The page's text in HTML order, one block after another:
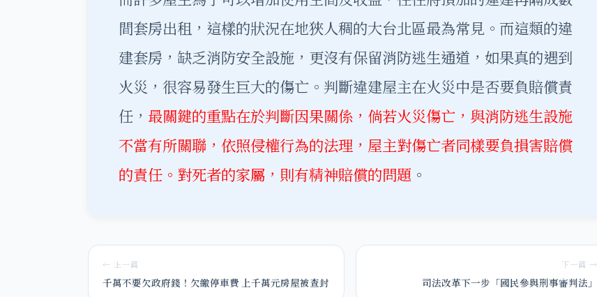
間套房出租，這樣的狀況在地狹人稠的大台北區最為常見。而這類的違
建套房，缺乏消防安全設施，更沒有保留消防逃生通道，如果真的遇到
火災，很容易發生巨大的傷亡。判斷違建屋主在火災中是否要負賠償責
任， 最關鍵的重點在於判斷因果關係，倘若火災傷亡，與消防逃生設施
不當有所關聯，依照侵權行為的法理，屋主對傷亡者同樣要負損害賠償
的責任。對死者的家屬，則有精神賠償的問題 。
← 上一篇
千萬不要欠政府錢！欠繳停車費 上千萬元房屋被查封
下一篇 →
司法改革下一步「國民參與刑事審判法」